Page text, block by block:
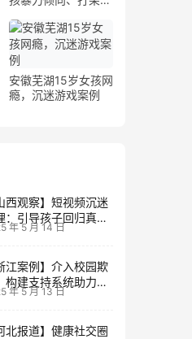
安徽芜湖15岁女孩网
瘾，沉迷游戏案例
西观察】短视频沉迷
：引导孩子回归真实
年 5 月 14 日
江案例】介入校园欺
构建支持系统助力孩
长
年 5 月 13 日
北报道】健康社交圈